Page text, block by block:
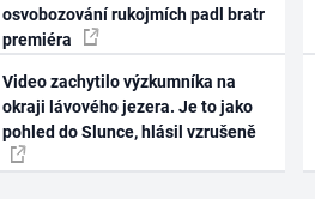
osvobozování rukojmích padl bratr
premiéra
Video zachytilo výzkumníka na
okraji lávového jezera. Je to jako
pohled do Slunce, hlásil vzrušeně